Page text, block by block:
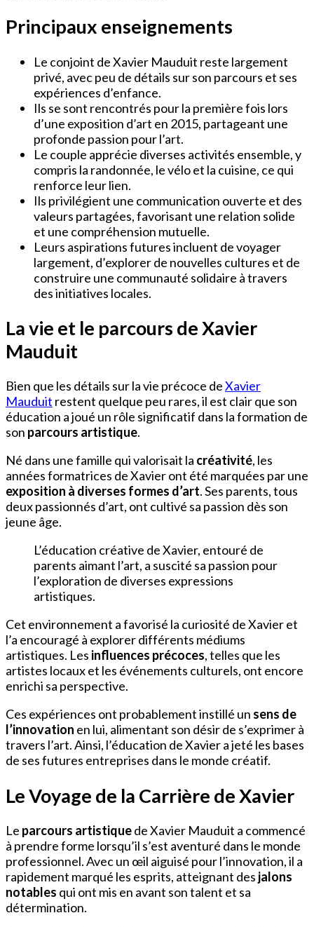
Principaux enseignements
Le conjoint de Xavier Mauduit reste largement
privé, avec peu de détails sur son parcours et ses
expériences d’enfance.
Ils se sont rencontrés pour la première fois lors
d’une exposition d’art en 2015, partageant une
profonde passion pour l’art.
Le couple apprécie diverses activités ensemble, y
compris la randonnée, le vélo et la cuisine, ce qui
renforce leur lien.
Ils privilégient une communication ouverte et des
valeurs partagées, favorisant une relation solide
et une compréhension mutuelle.
Leurs aspirations futures incluent de voyager
largement, d’explorer de nouvelles cultures et de
construire une communauté solidaire à travers
des initiatives locales.
La vie et le parcours de Xavier
Mauduit
Bien que les détails sur la vie précoce deXavier
Mauduit restent quelque peu rares, il est clair que son
éducation a joué un rôle significatif dans la formation de
son parcours artistique.
Né dans une famille qui valorisait la créativité, les
années formatrices de Xavier ont été marquées par une
exposition à diverses formes d’art. Ses parents, tous
deux passionnés d’art, ont cultivé sa passion dès son
jeune âge.
L’éducation créative de Xavier, entouré de
parents aimant l’art, a suscité sa passion pour
l’exploration de diverses expressions
artistiques.
Cet environnement a favorisé la curiosité de Xavier et
l’a encouragé à explorer différents médiums
artistiques. Les influences précoces, telles que les
artistes locaux et les événements culturels, ont encore
enrichi sa perspective.
Ces expériences ont probablement instillé un sens de
l’innovation en lui, alimentant son désir de s’exprimer à
travers l’art. Ainsi, l’éducation de Xavier a jeté les bases
de ses futures entreprises dans le monde créatif.
Le Voyage de la Carrière de Xavier
Le parcours artistiquede Xavier Mauduit a commencé
à prendre forme lorsqu’il s’est aventuré dans le monde
professionnel. Avec un œil aiguisé pour l’innovation, il a
rapidement marqué les esprits, atteignant des jalons
notables qui ont mis en avant son talent et sa
détermination.